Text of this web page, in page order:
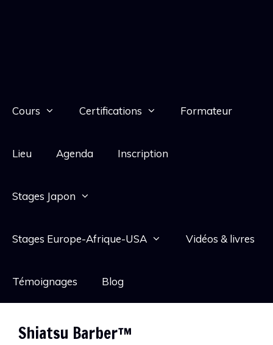
Cours Certifications Formateur
Lieu Agenda Inscription
Stages Japon
Stages Europe-Afrique-USA Vidéos & livres
Témoignages Blog
Shiatsu Barber™